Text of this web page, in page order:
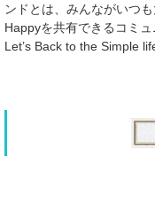
ンドとは、みんながいつ
Happyを共有できるコミュ
Let’s Back to the Simple